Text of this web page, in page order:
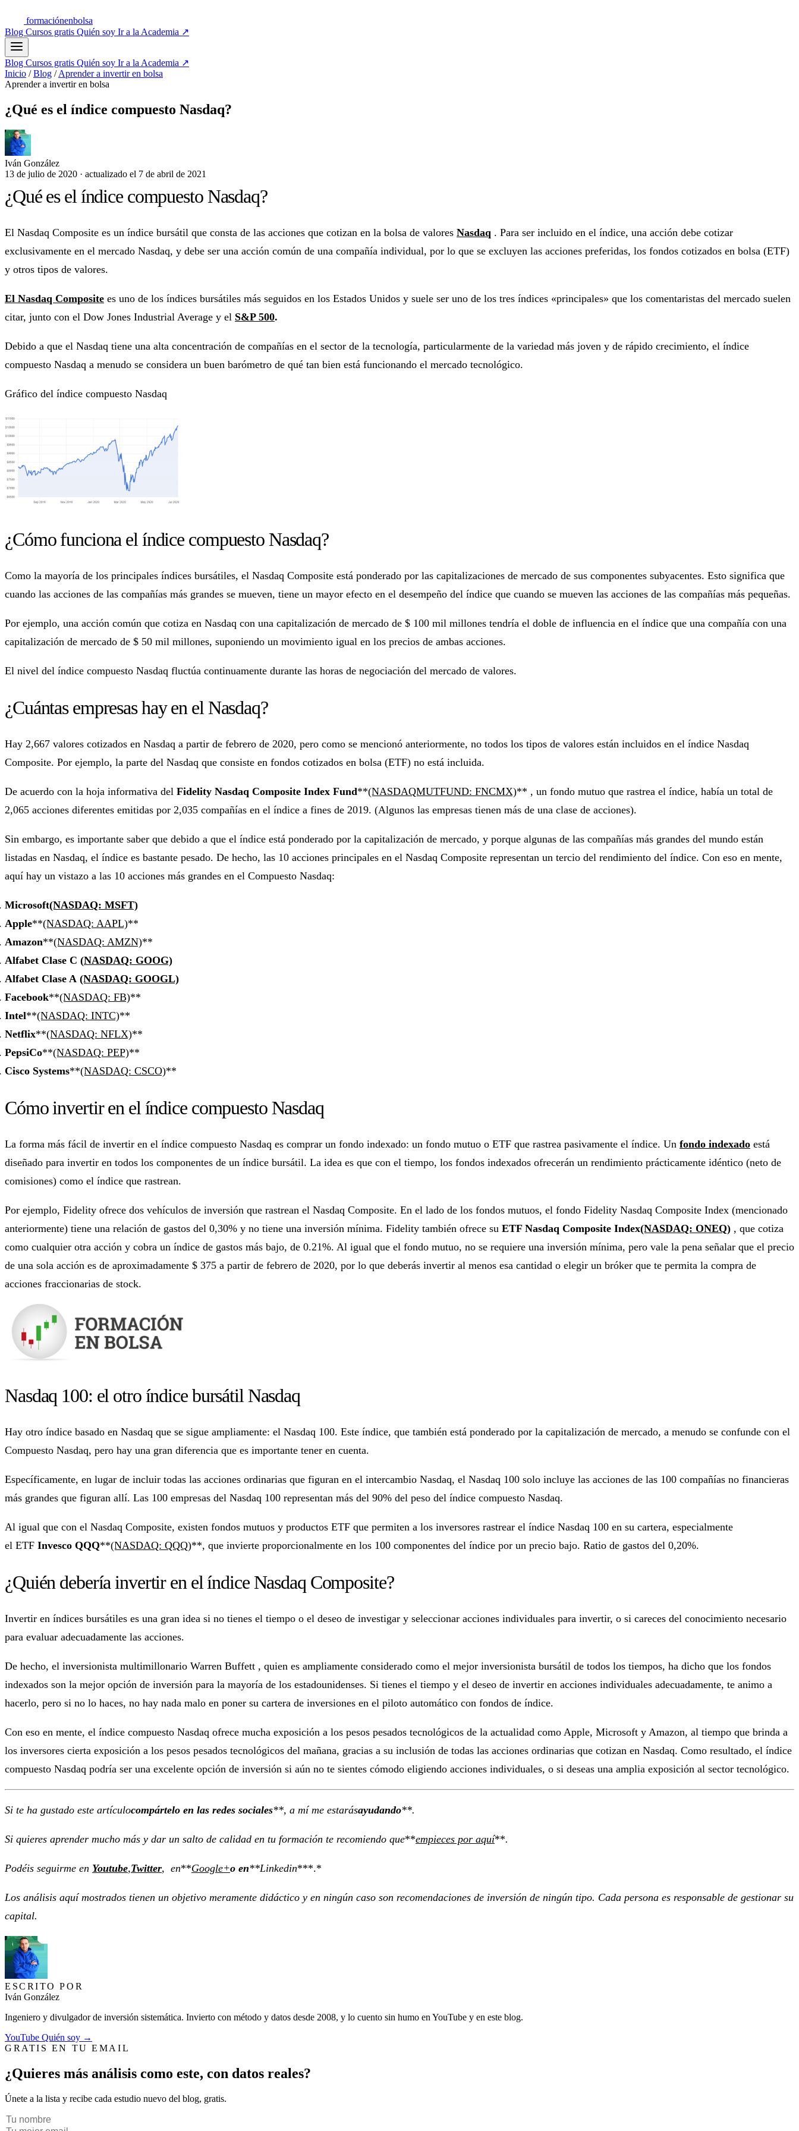
formaciónenbolsa
Blog Cursos gratis Quién soy Ir a la Academia ↗
Blog Cursos gratis Quién soy Ir a la Academia ↗
Inicio / Blog / Aprender a invertir en bolsa
Aprender a invertir en bolsa
¿Qué es el índice compuesto Nasdaq?
Iván González
13 de julio de 2020 · actualizado el 7 de abril de 2021
¿Qué es el índice compuesto Nasdaq?
El Nasdaq Composite es un índice bursátil que consta de las acciones que cotizan en la bolsa de valores Nasdaq . Para ser incluido en el índice, una acción debe cotizar
exclusivamente en el mercado Nasdaq, y debe ser una acción común de una compañía individual, por lo que se excluyen las acciones preferidas, los fondos cotizados en bolsa (ETF)
y otros tipos de valores.
El Nasdaq Composite es uno de los índices bursátiles más seguidos en los Estados Unidos y suele ser uno de los tres índices «principales» que los comentaristas del mercado suelen
citar, junto con el Dow Jones Industrial Average y el S&P 500.
Debido a que el Nasdaq tiene una alta concentración de compañías en el sector de la tecnología, particularmente de la variedad más joven y de rápido crecimiento, el índice
compuesto Nasdaq a menudo se considera un buen barómetro de qué tan bien está funcionando el mercado tecnológico.
Gráfico del índice compuesto Nasdaq
¿Cómo funciona el índice compuesto Nasdaq?
Como la mayoría de los principales índices bursátiles, el Nasdaq Composite está ponderado por las capitalizaciones de mercado de sus componentes subyacentes. Esto significa que
cuando las acciones de las compañías más grandes se mueven, tiene un mayor efecto en el desempeño del índice que cuando se mueven las acciones de las compañías más pequeñas.
Por ejemplo, una acción común que cotiza en Nasdaq con una capitalización de mercado de $ 100 mil millones tendría el doble de influencia en el índice que una compañía con una
capitalización de mercado de $ 50 mil millones, suponiendo un movimiento igual en los precios de ambas acciones.
El nivel del índice compuesto Nasdaq fluctúa continuamente durante las horas de negociación del mercado de valores.
¿Cuántas empresas hay en el Nasdaq?
Hay 2,667 valores cotizados en Nasdaq a partir de febrero de 2020, pero como se mencionó anteriormente, no todos los tipos de valores están incluidos en el índice Nasdaq
Composite. Por ejemplo, la parte del Nasdaq que consiste en fondos cotizados en bolsa (ETF) no está incluida.
De acuerdo con la hoja informativa del Fidelity Nasdaq Composite Index Fund**(NASDAQMUTFUND: FNCMX)** , un fondo mutuo que rastrea el índice, había un total de
2,065 acciones diferentes emitidas por 2,035 compañías en el índice a fines de 2019. (Algunos las empresas tienen más de una clase de acciones).
Sin embargo, es importante saber que debido a que el índice está ponderado por la capitalización de mercado, y porque algunas de las compañías más grandes del mundo están
listadas en Nasdaq, el índice es bastante pesado. De hecho, las 10 acciones principales en el Nasdaq Composite representan un tercio del rendimiento del índice. Con eso en mente,
aquí hay un vistazo a las 10 acciones más grandes en el Compuesto Nasdaq:
Microsoft(NASDAQ: MSFT)
Apple**(NASDAQ: AAPL)**
Amazon**(NASDAQ: AMZN)**
Alfabet Clase C (NASDAQ: GOOG)
Alfabet Clase A (NASDAQ: GOOGL)
Facebook**(NASDAQ: FB)**
Intel**(NASDAQ: INTC)**
Netflix**(NASDAQ: NFLX)**
PepsiCo**(NASDAQ: PEP)**
Cisco Systems**(NASDAQ: CSCO)**
Cómo invertir en el índice compuesto Nasdaq
La forma más fácil de invertir en el índice compuesto Nasdaq es comprar un fondo indexado: un fondo mutuo o ETF que rastrea pasivamente el índice. Un fondo indexado está
diseñado para invertir en todos los componentes de un índice bursátil. La idea es que con el tiempo, los fondos indexados ofrecerán un rendimiento prácticamente idéntico (neto de
comisiones) como el índice que rastrean.
Por ejemplo, Fidelity ofrece dos vehículos de inversión que rastrean el Nasdaq Composite. En el lado de los fondos mutuos, el fondo Fidelity Nasdaq Composite Index (mencionado
anteriormente) tiene una relación de gastos del 0,30% y no tiene una inversión mínima. Fidelity también ofrece su ETF Nasdaq Composite Index(NASDAQ: ONEQ) , que cotiza
como cualquier otra acción y cobra un índice de gastos más bajo, de 0.21%. Al igual que el fondo mutuo, no se requiere una inversión mínima, pero vale la pena señalar que el precio
de una sola acción es de aproximadamente $ 375 a partir de febrero de 2020, por lo que deberás invertir al menos esa cantidad o elegir un bróker que te permita la compra de
acciones fraccionarias de stock.
Nasdaq 100: el otro índice bursátil Nasdaq
Hay otro índice basado en Nasdaq que se sigue ampliamente: el Nasdaq 100. Este índice, que también está ponderado por la capitalización de mercado, a menudo se confunde con el
Compuesto Nasdaq, pero hay una gran diferencia que es importante tener en cuenta.
Específicamente, en lugar de incluir todas las acciones ordinarias que figuran en el intercambio Nasdaq, el Nasdaq 100 solo incluye las acciones de las 100 compañías no financieras
más grandes que figuran allí. Las 100 empresas del Nasdaq 100 representan más del 90% del peso del índice compuesto Nasdaq.
Al igual que con el Nasdaq Composite, existen fondos mutuos y productos ETF que permiten a los inversores rastrear el índice Nasdaq 100 en su cartera, especialmente
el ETF Invesco QQQ**(NASDAQ: QQQ)**, que invierte proporcionalmente en los 100 componentes del índice por un precio bajo. Ratio de gastos del 0,20%.
¿Quién debería invertir en el índice Nasdaq Composite?
Invertir en índices bursátiles es una gran idea si no tienes el tiempo o el deseo de investigar y seleccionar acciones individuales para invertir, o si careces del conocimiento necesario
para evaluar adecuadamente las acciones.
De hecho, el inversionista multimillonario Warren Buffett , quien es ampliamente considerado como el mejor inversionista bursátil de todos los tiempos, ha dicho que los fondos
indexados son la mejor opción de inversión para la mayoría de los estadounidenses. Si tienes el tiempo y el deseo de invertir en acciones individuales adecuadamente, te animo a
hacerlo, pero si no lo haces, no hay nada malo en poner su cartera de inversiones en el piloto automático con fondos de índice.
Con eso en mente, el índice compuesto Nasdaq ofrece mucha exposición a los pesos pesados ​​tecnológicos de la actualidad como Apple, Microsoft y Amazon, al tiempo que brinda a
los inversores cierta exposición a los pesos pesados ​​tecnológicos del mañana, gracias a su inclusión de todas las acciones ordinarias que cotizan en Nasdaq. Como resultado, el índice
compuesto Nasdaq podría ser una excelente opción de inversión si aún no te sientes cómodo eligiendo acciones individuales, o si deseas una amplia exposición al sector tecnológico.
Si te ha gustado este artículocompártelo en las redes sociales**, a mí me estarásayudando**.
Si quieres aprender mucho más y dar un salto de calidad en tu formación te recomiendo que**empieces por aquí**.
Podéis seguirme en Youtube,Twitter, en**Google+o en**Linkedin***.*
Los análisis aquí mostrados tienen un objetivo meramente didáctico y en ningún caso son recomendaciones de inversión de ningún tipo. Cada persona es responsable de gestionar su
capital.
ESCRITO POR
Iván González
Ingeniero y divulgador de inversión sistemática. Invierto con método y datos desde 2008, y lo cuento sin humo en YouTube y en este blog.
YouTube Quién soy →
GRATIS EN TU EMAIL
¿Quieres más análisis como este, con datos reales?
Únete a la lista y recibe cada estudio nuevo del blog, gratis.